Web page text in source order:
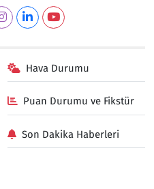
Hava Durumu
Puan Durumu ve Fikstür
Son Dakika Haberleri